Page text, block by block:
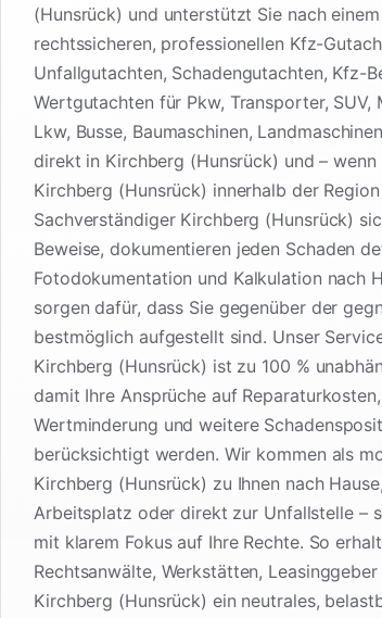
(Hunsrück) und unterstützt Sie nach
rechtssicheren, professionellen Kfz-
Unfallgutachten, Schadengutachten, Kfz-
Wertgutachten für Pkw, Transporter, SUV,
Lkw, Busse, Baumaschinen,
direkt in Kirchberg (Hunsrück) und –
Kirchberg (Hunsrück) innerhalb der
Sachverständiger Kirchberg (Hunsrück)
Beweise, dokumentieren jeden Schaden
Fotodokumentation und Kalkulation nach
sorgen dafür, dass Sie gegenüber der
bestmöglich aufgestellt sind. Unser
Kirchberg (Hunsrück) ist zu 100 %
damit Ihre Ansprüche auf
Wertminderung und weitere
berücksichtigt werden. Wir kommen als
Kirchberg (Hunsrück) zu Ihnen nach
Arbeitsplatz oder direkt zur Unfallstelle –
mit klarem Fokus auf Ihre Rechte. So
Rechtsanwälte, Werkstätten,
Kirchberg (Hunsrück) ein neutrales,